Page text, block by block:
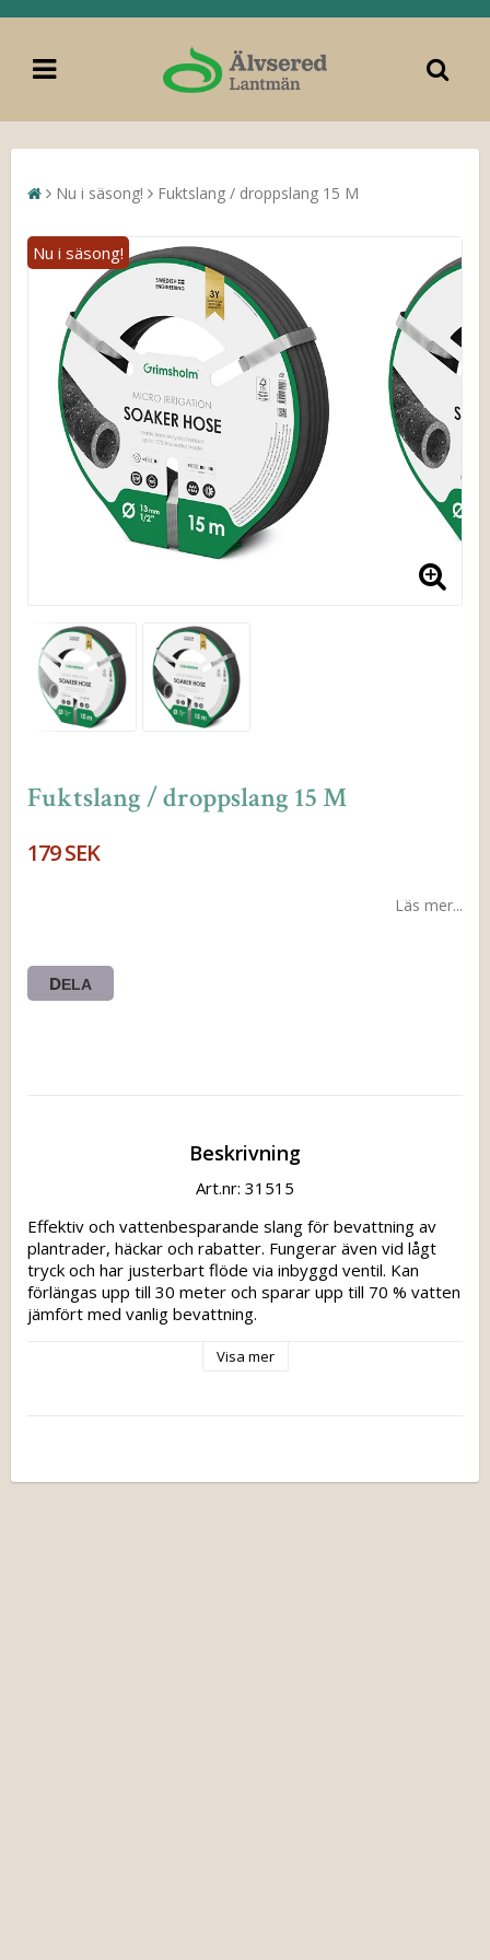
Nu i säsong! Fuktslang / droppslang 15 M
Fuktslang / droppslang 15 M
179 SEK
Läs mer...
DELA
Beskrivning
Art.nr: 31515
Effektiv och vattenbesparande slang för bevattning av
plantrader, häckar och rabatter. Fungerar även vid lågt
tryck och har justerbart flöde via inbyggd ventil. Kan
förlängas upp till 30 meter och sparar upp till 70 % vatten
jämfört med vanlig bevattning.
Visa mer